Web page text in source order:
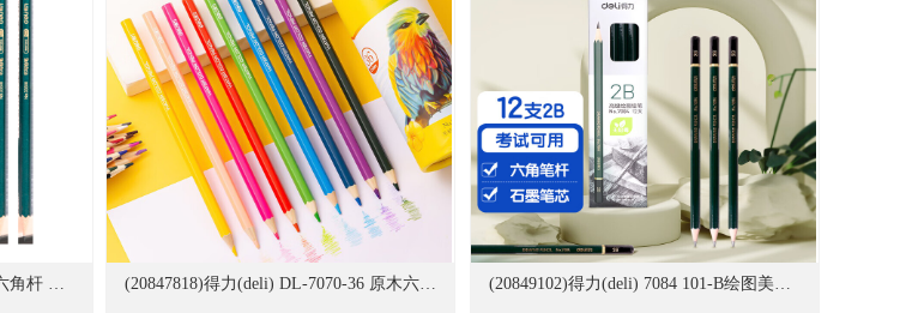
(20847817)得力(deli) DL-33310 六角杆 铅笔(单位：盒) (20847818)得力(deli) DL-7070-36 原木六角杆彩色 铅笔(单位：盒) (20849102)得力(deli) 7084 101-B绘图美术素描2B 12支/盒 铅笔(单位：盒)